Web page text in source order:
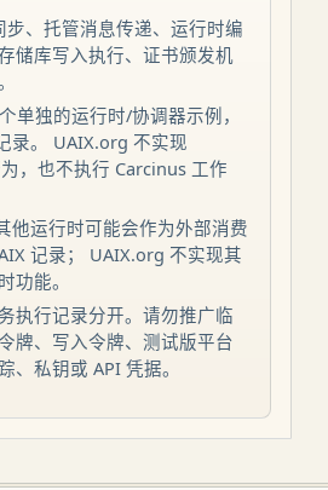
步、托管消息传递、运行时编
储库写入执行、证书颁发机
单独的运行时/协调器示例，
录。 UAIX.org 不实现
，也不执行 Carcinus 工作
他运行时可能会作为外部消费
记录； UAIX.org 不实现其
功能。
执行记录分开。请勿推广临
牌、写入令牌、测试版平台
、私钥或 API 凭据。